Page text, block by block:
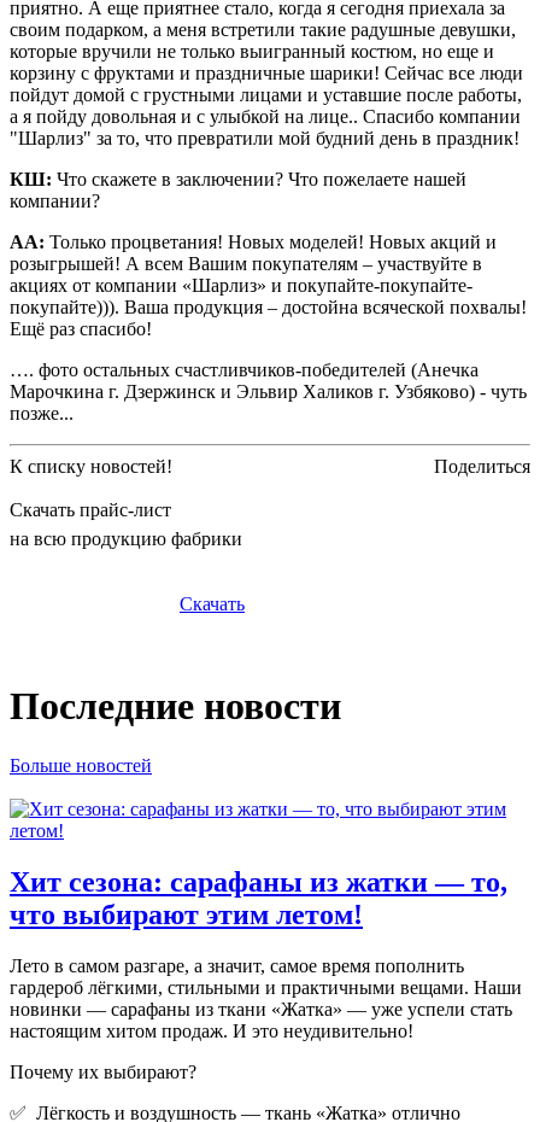
приятно. А еще приятнее стало, когда я сегодня приехала за
своим подарком, а меня встретили такие радушные девушки,
которые вручили не только выигранный костюм, но еще и
корзину с фруктами и праздничные шарики! Сейчас все люди
пойдут домой с грустными лицами и уставшие после работы,
а я пойду довольная и с улыбкой на лице.. Спасибо компании
"Шарлиз" за то, что превратили мой будний день в праздник!
КШ: Что скажете в заключении? Что пожелаете нашей
компании?
АА: Только процветания! Новых моделей! Новых акций и
розыгрышей! А всем Вашим покупателям – участвуйте в
акциях от компании «Шарлиз» и покупайте-покупайте-
покупайте))). Ваша продукция – достойна всяческой похвалы!
Ещё раз спасибо!
…. фото остальных счастливчиков-победителей (Анечка
Марочкина г. Дзержинск и Эльвир Халиков г. Узбяково) - чуть
позже...
К списку новостей! Поделиться
Скачать прайс-лист
на всю продукцию фабрики
Скачать
Последние новости
Больше новостей
Хит сезона: сарафаны из жатки — то,
что выбирают этим летом!
Лето в самом разгаре, а значит, самое время пополнить
гардероб лёгкими, стильными и практичными вещами. Наши
новинки — сарафаны из ткани «Жатка» — уже успели стать
настоящим хитом продаж. И это неудивительно!
Почему их выбирают?
✅ Лёгкость и воздушность — ткань «Жатка» отлично